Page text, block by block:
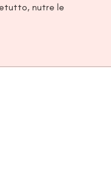
nutre le